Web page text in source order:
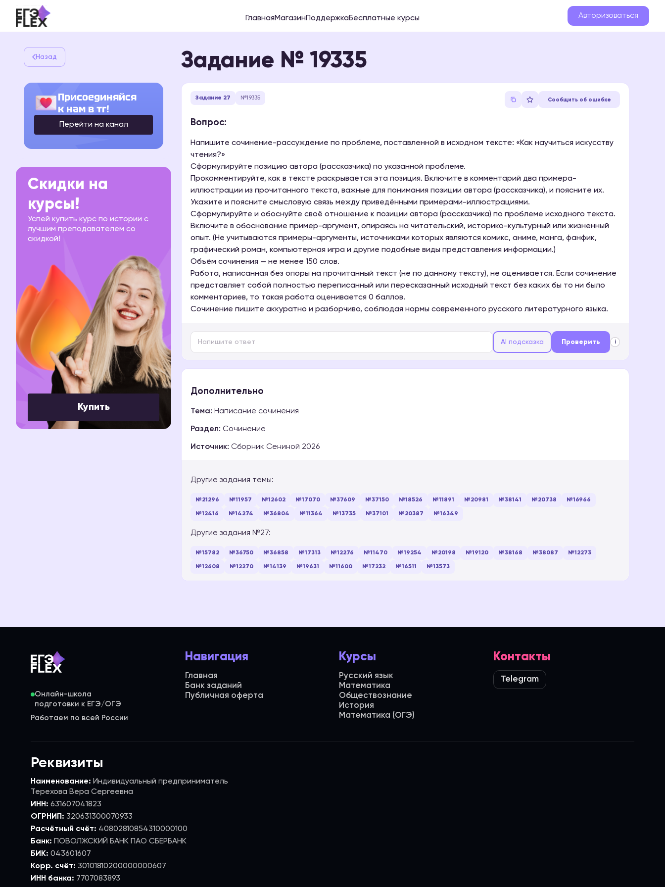
ГлавнаяМагазинПоддержкаБесплатные курсы Авторизоваться
Назад Задание № 19335
Присоединяйся
к нам в тг!
Перейти на канал
Задание 27 №19335 Сообщить об ошибке
Вопрос:
Напишите сочинение-рассуждение по проблеме, поставленной в исходном тексте: «Как научиться искусству
чтения?»
Сформулируйте позицию автора (рассказчика) по указанной проблеме.
Прокомментируйте, как в тексте раскрывается эта позиция. Включите в комментарий два примера-
иллюстрации из прочитанного текста, важные для понимания позиции автора (рассказчика), и поясните их.
Укажите и поясните смысловую связь между приведёнными примерами-иллюстрациями.
Сформулируйте и обоснуйте своё отношение к позиции автора (рассказчика) по проблеме исходного текста.
Включите в обоснование пример-аргумент, опираясь на читательский, историко-культурный или жизненный
опыт. (Не учитываются примеры-аргументы, источниками которых являются комикс, аниме, манга, фанфик,
графический роман, компьютерная игра и другие подобные виды представления информации.)
Объём сочинения — не менее 150 слов.
Работа, написанная без опоры на прочитанный текст (не по данному тексту), не оценивается. Если сочинение
представляет собой полностью переписанный или пересказанный исходный текст без каких бы то ни было
комментариев, то такая работа оценивается 0 баллов.
Сочинение пишите аккуратно и разборчиво, соблюдая нормы современного русского литературного языка.
AI подсказка Проверить i
Дополнительно
Тема: Написание сочинения
Раздел: Сочинение
Источник: Сборник Сениной 2026
Другие задания темы:
№21296 №11957 №12602 №17070 №37609 №37150 №18526 №11891 №20981 №38141 №20738 №16966
№12416 №14274 №36804 №11364 №13735 №37101 №20387 №16349
Другие задания №27:
№15782 №36750 №36858 №17313 №12276 №11470 №19254 №20198 №19120 №38168 №38087 №12273
№12608 №12270 №14139 №19631 №11600 №17232 №16511 №13573
Скидки на
курсы!
Успей купить курс по истории с
лучшим преподавателем со
скидкой!
Купить
Онлайн-школа
Работаем по всей России
Навигация
Главная
Банк заданий
Публичная оферта
Курсы
Русский язык
Математика
Обществознание
История
Математика (ОГЭ)
Контакты
Telegram
Реквизиты
Наименование: Индивидуальный предприниматель
Терехова Вера Сергеевна
ИНН: 631607041823
ОГРНИП: 320631300070933
Расчётный счёт: 40802810854310000100
Банк: ПОВОЛЖСКИЙ БАНК ПАО СБЕРБАНК
БИК: 043601607
Корр. счёт: 30101810200000000607
ИНН банка: 7707083893